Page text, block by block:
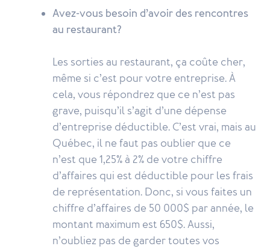
Avez-vous besoin d’avoir des rencontres
au restaurant?
Les sorties au restaurant, ça coûte cher,
même si c’est pour votre entreprise. À
cela, vous répondrez que ce n’est pas
grave, puisqu’il s’agit d’une dépense
d’entreprise déductible. C’est vrai, mais au
Québec, il ne faut pas oublier que ce
n’est que 1,25% à 2% de votre chiffre
d’affaires qui est déductible pour les frais
de représentation. Donc, si vous faites un
chiffre d’affaires de 50 000$ par année, le
montant maximum est 650$. Aussi,
n’oubliez pas de garder toutes vos